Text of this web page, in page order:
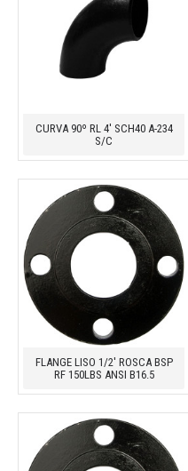
CURVA 90º RL 4' SCH40 A-234
S/C
FLANGE LISO 1/2' ROSCA BSP
RF 150LBS ANSI B16.5